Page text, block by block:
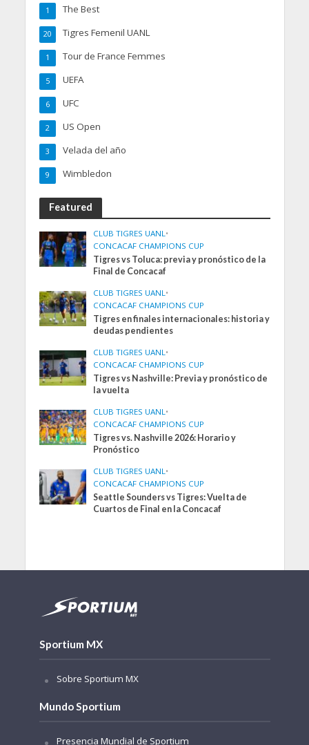
The Best
1
Tigres Femenil UANL
20
Tour de France Femmes
1
UEFA
5
UFC
6
US Open
2
Velada del año
3
Wimbledon
9
Featured
CLUB TIGRES UANL•
CONCACAF CHAMPIONS CUP
Tigres vs Toluca: previa y pronóstico de la
Final de Concacaf
CLUB TIGRES UANL•
CONCACAF CHAMPIONS CUP
Tigres en finales internacionales: historia y
deudas pendientes
CLUB TIGRES UANL•
CONCACAF CHAMPIONS CUP
Tigres vs Nashville: Previa y pronóstico de
la vuelta
CLUB TIGRES UANL•
CONCACAF CHAMPIONS CUP
Tigres vs. Nashville 2026: Horario y
Pronóstico
CLUB TIGRES UANL•
CONCACAF CHAMPIONS CUP
Seattle Sounders vs Tigres: Vuelta de
Cuartos de Final en la Concacaf
Sportium MX
Sobre Sportium MX
Mundo Sportium
Presencia Mundial de Sportium